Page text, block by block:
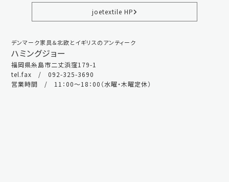
joetextile HP
デンマーク家具＆北欧とイギリスのアンティーク
ハミングジョー
福岡県糸島市二丈浜窪179-1
tel.fax / 092-325-3690
営業時間 / 11：00～18：00（水曜・木曜定休）